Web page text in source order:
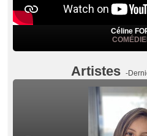
Céline
Artistes -